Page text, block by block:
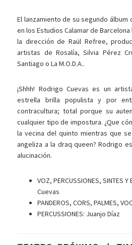
El lanzamiento de su segundo
en los Estudios Calamar de Barcelona
la dirección de Raül Refree,
artistas de Rosalía, Silvia Pérez
Santiago o La M.O.D.A..
¡Shhh! Rodrigo Cuevas es un
estrella brilla populista y por
contracultura; total porque su
cualquier tipo de impostura. ¿Que
la vecina del quinto mientras que
angeliza a la draq queen? Rodrigo
alucinación.
VOZ, PERCUSSIONES, SINTES
Cuevas
PANDEROS, CORS, PALMES,
PERCUSSIONES: Juanjo Díaz